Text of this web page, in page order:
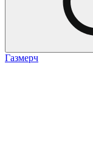
Газмерч